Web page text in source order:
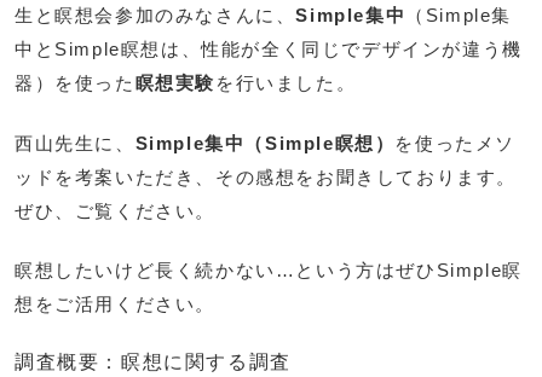
生と瞑想会参加のみなさんに、Simple集中
（Simple集
中とSimple瞑想は、性能が全く同じでデザインが違う機
器）を使った 瞑想実験 を行いました。
西山先生に、 Simple集中（Simple瞑想） を使ったメソ
ッドを考案いただき、その感想をお聞きしております。
ぜひ、ご覧ください。
瞑想したいけど長く続かない…という方はぜひSimple瞑
想をご活用ください。
調査概要：瞑想に関する調査